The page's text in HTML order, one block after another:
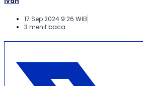
17 Sep 2024 9:26 WIB
3 menit baca